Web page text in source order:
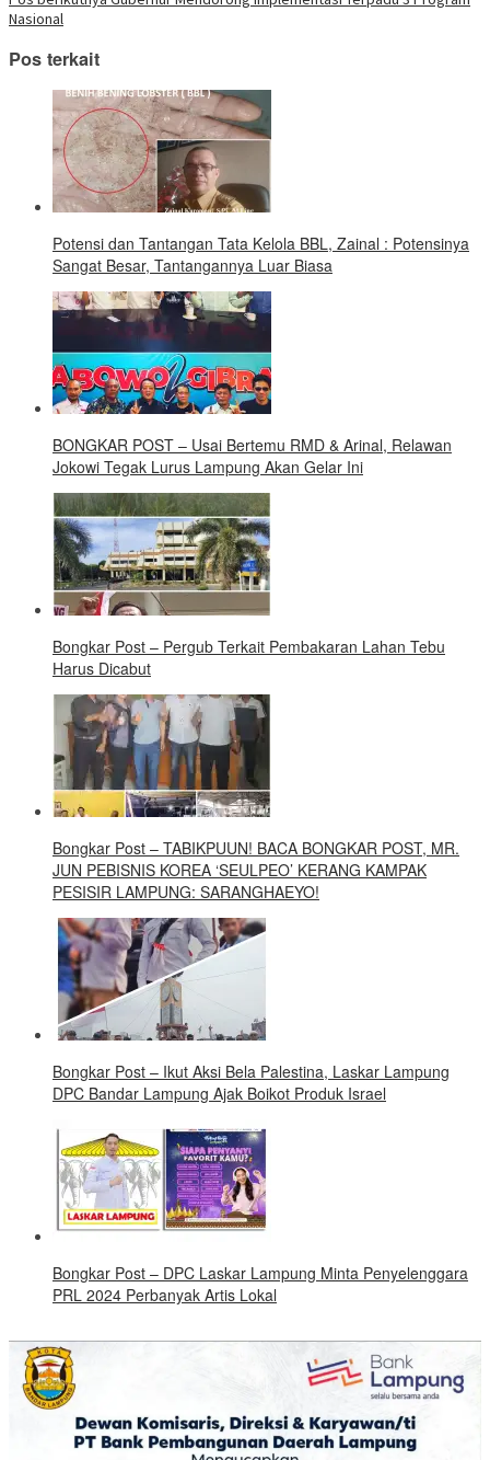
yang
baru)
pos
Nasional
Pos terkait
Potensi dan Tantangan Tata Kelola BBL, Zainal : Potensinya
Sangat Besar, Tantangannya Luar Biasa
BONGKAR POST – Usai Bertemu RMD & Arinal, Relawan
Jokowi Tegak Lurus Lampung Akan Gelar Ini
Bongkar Post – Pergub Terkait Pembakaran Lahan Tebu
Harus Dicabut
Bongkar Post – TABIKPUUN! BACA BONGKAR POST, MR.
JUN PEBISNIS KOREA ‘SEULPEO’ KERANG KAMPAK
PESISIR LAMPUNG: SARANGHAEYO!
Bongkar Post – Ikut Aksi Bela Palestina, Laskar Lampung
DPC Bandar Lampung Ajak Boikot Produk Israel
Bongkar Post – DPC Laskar Lampung Minta Penyelenggara
PRL 2024 Perbanyak Artis Lokal